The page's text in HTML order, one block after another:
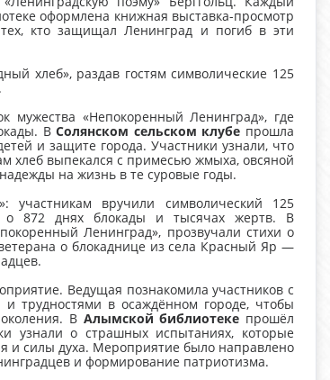
оформлена книжная выставка-просмотр
кто защищал Ленинград и погиб в эти
хлеб», раздав гостям символические 125
«Непокоренный Ленинград», где
ВСолянском сельском клубе прошла
и защите города. Участники узнали, что
хлеб выпекался с примесью жмыха, овсяной
на жизнь в те суровые годы.
участникам вручили символический 125
о 872 днях блокады и тысячах жертв. В
Ленинград», прозвучали стихи о
о блокаднице из села Красный Яр —
Ведущая познакомила участников с
трудностями в осаждённом городе, чтобы
В Алымской библиотеке прошёл
узнали о страшных испытаниях, которые
и силы духа. Мероприятие было направлено
и формирование патриотизма.